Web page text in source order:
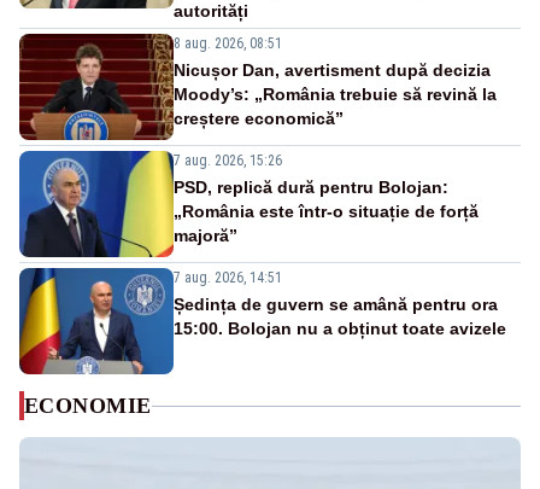
autorități
8 aug. 2026, 08:51
Nicușor Dan, avertisment după decizia
Moody’s: „România trebuie să revină la
creștere economică”
7 aug. 2026, 15:26
PSD, replică dură pentru Bolojan:
„România este într-o situație de forță
majoră”
7 aug. 2026, 14:51
Ședința de guvern se amână pentru ora
15:00. Bolojan nu a obținut toate avizele
ECONOMIE